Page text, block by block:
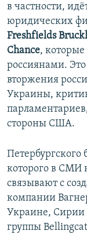
в частности,
юридических
Freshfields
Chance, которые
россиянами.
вторжения
Украины,
стороны США.
которого в СМИ
связывают с
компании
Украине,
группы